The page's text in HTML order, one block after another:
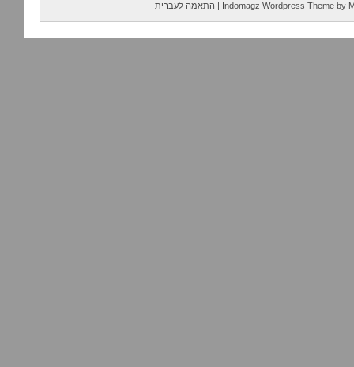
Indomagz Wordpress Theme by
| התאמה לעברית